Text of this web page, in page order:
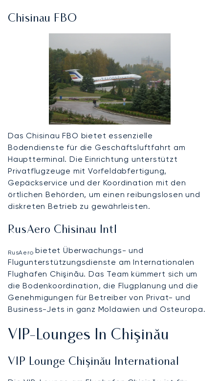
Chisinau FBO
Das Chisinau FBO bietet essenzielle
Bodendienste für die Geschäftsluftfahrt am
Hauptterminal. Die Einrichtung unterstützt
Privatflugzeuge mit Vorfeldabfertigung,
Gepäckservice und der Koordination mit den
örtlichen Behörden, um einen reibungslosen und
diskreten Betrieb zu gewährleisten.
RusAero Chisinau Intl
RusAerobietet Überwachungs- und
Flugunterstützungsdienste am Internationalen
Flughafen Chişinău. Das Team kümmert sich um
die Bodenkoordination, die Flugplanung und die
Genehmigungen für Betreiber von Privat- und
Business-Jets in ganz Moldawien und Osteuropa.
VIP-Lounges In Chişinău
VIP Lounge Chişinău International